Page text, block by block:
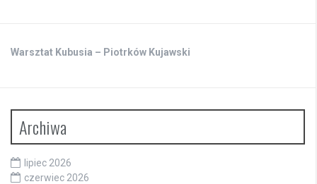
Warsztat Kubusia – Piotrków Kujawski
Archiwa
lipiec 2026
czerwiec 2026